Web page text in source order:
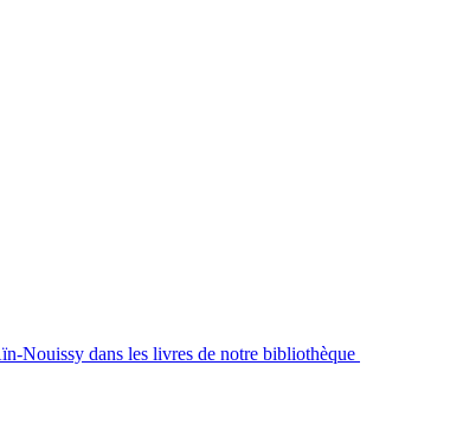
Nouissy dans les livres de notre bibliothèque